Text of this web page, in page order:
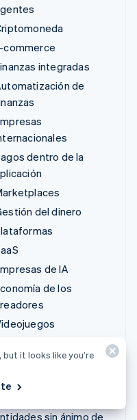
commerce
integradas
de
dentro de la
del dinero
de IA
de los
de comunicación
sin ánimo de
but it looks like you’re